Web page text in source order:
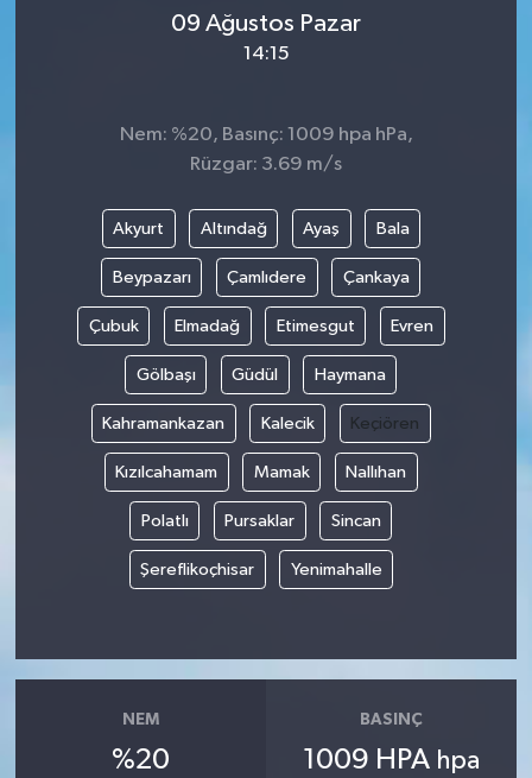
09 Ağustos Pazar
14:15
Nem: %20, Basınç: 1009 hpa hPa,
Rüzgar: 3.69 m/s
Akyurt Altındağ Ayaş Bala
Beypazarı Çamlıdere Çankaya
Çubuk Elmadağ Etimesgut Evren
Gölbaşı Güdül Haymana
Kahramankazan Kalecik Keçiören
Kızılcahamam Mamak Nallıhan
Polatlı Pursaklar Sincan
Şereflikoçhisar Yenimahalle
NEM
%20
BASINÇ
1009 HPA hpa